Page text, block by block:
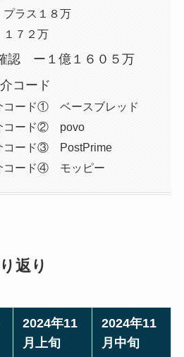
ラス１８万
７２万
認 ー１億１６０５万
コード
コード① ベースブレッド
コード② povo
コード③ PostPrime
コード④ モッピー
返り
2024年11
月上旬
2024年11
月中旬